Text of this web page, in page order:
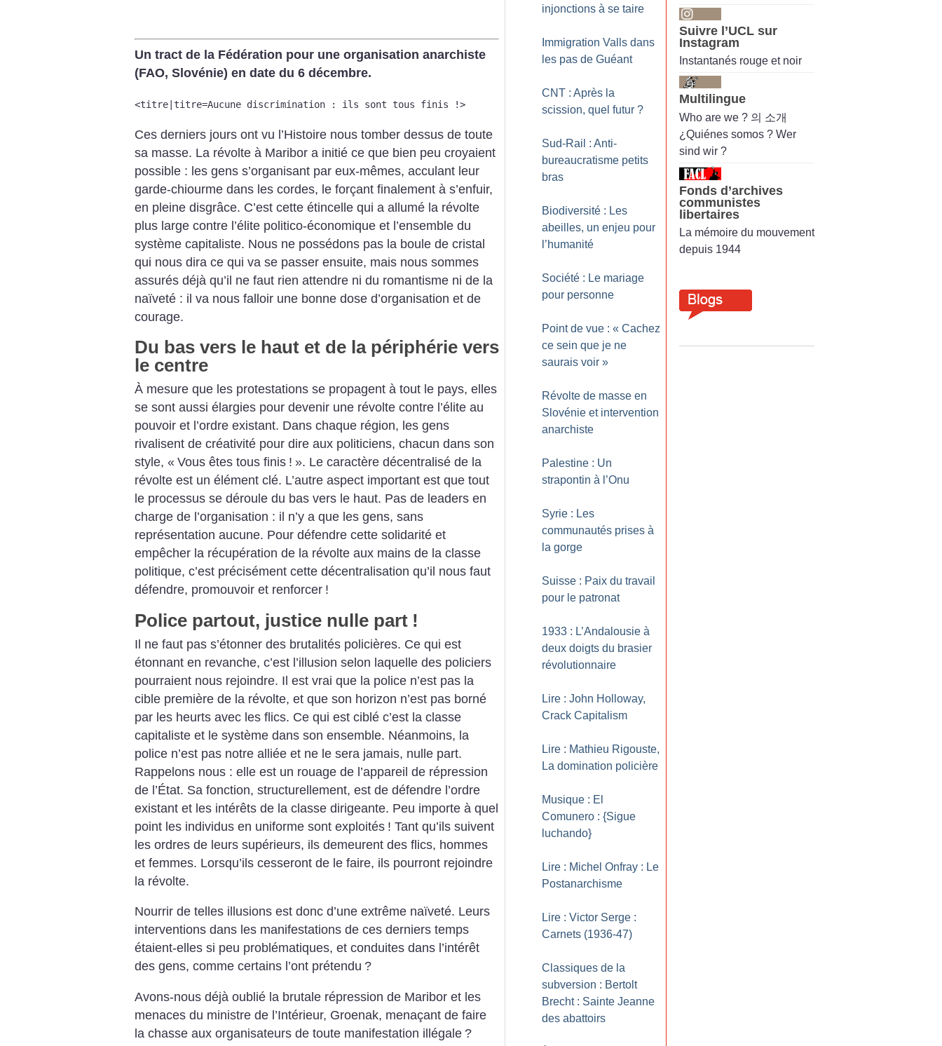
Un tract de la Fédération pour une organisation anarchiste
(FAO, Slovénie) en date du 6 décembre.
<titre|titre=Aucune discrimination : ils sont tous finis !>
Ces derniers jours ont vu l’Histoire nous tomber dessus de toute
sa masse. La révolte à Maribor a initié ce que bien peu croyaient
possible : les gens s’organisant par eux-mêmes, acculant leur
garde-chiourme dans les cordes, le forçant finalement à s’enfuir,
en pleine disgrâce. C’est cette étincelle qui a allumé la révolte
plus large contre l’élite politico-économique et l’ensemble du
système capitaliste. Nous ne possédons pas la boule de cristal
qui nous dira ce qui va se passer ensuite, mais nous sommes
assurés déjà qu’il ne faut rien attendre ni du romantisme ni de la
naïveté : il va nous falloir une bonne dose d’organisation et de
courage.
Du bas vers le haut et de la périphérie vers
le centre
À mesure que les protestations se propagent à tout le pays, elles
se sont aussi élargies pour devenir une révolte contre l’élite au
pouvoir et l’ordre existant. Dans chaque région, les gens
rivalisent de créativité pour dire aux politiciens, chacun dans son
style, « Vous êtes tous finis ! ». Le caractère décentralisé de la
révolte est un élément clé. L’autre aspect important est que tout
le processus se déroule du bas vers le haut. Pas de leaders en
charge de l’organisation : il n’y a que les gens, sans
représentation aucune. Pour défendre cette solidarité et
empêcher la récupération de la révolte aux mains de la classe
politique, c’est précisément cette décentralisation qu’il nous faut
défendre, promouvoir et renforcer !
Police partout, justice nulle part !
Il ne faut pas s’étonner des brutalités policières. Ce qui est
étonnant en revanche, c’est l’illusion selon laquelle des policiers
pourraient nous rejoindre. Il est vrai que la police n’est pas la
cible première de la révolte, et que son horizon n’est pas borné
par les heurts avec les flics. Ce qui est ciblé c’est la classe
capitaliste et le système dans son ensemble. Néanmoins, la
police n’est pas notre alliée et ne le sera jamais, nulle part.
Rappelons nous : elle est un rouage de l’appareil de répression
de l’État. Sa fonction, structurellement, est de défendre l’ordre
existant et les intérêts de la classe dirigeante. Peu importe à quel
point les individus en uniforme sont exploités ! Tant qu’ils suivent
les ordres de leurs supérieurs, ils demeurent des flics, hommes
et femmes. Lorsqu’ils cesseront de le faire, ils pourront rejoindre
la révolte.
Nourrir de telles illusions est donc d’une extrême naïveté. Leurs
interventions dans les manifestations de ces derniers temps
étaient-elles si peu problématiques, et conduites dans l’intérêt
des gens, comme certains l’ont prétendu ?
Avons-nous déjà oublié la brutale répression de Maribor et les
menaces du ministre de l’Intérieur, Groenak, menaçant de faire
la chasse aux organisateurs de toute manifestation illégale ?
injonctions à se taire
Immigration Valls dans
les pas de Guéant
CNT : Après la
scission, quel futur ?
Sud-Rail : Anti-
bureaucratisme petits
bras
Biodiversité : Les
abeilles, un enjeu pour
l’humanité
Société : Le mariage
pour personne
Point de vue : « Cachez
ce sein que je ne
saurais voir »
Révolte de masse en
Slovénie et intervention
anarchiste
Palestine : Un
strapontin à l’Onu
Syrie : Les
communautés prises à
la gorge
Suisse : Paix du travail
pour le patronat
1933 : L’Andalousie à
deux doigts du brasier
révolutionnaire
Lire : John Holloway,
Crack Capitalism
Lire : Mathieu Rigouste,
La domination policière
Musique : El
Comunero : {Sigue
luchando}
Lire : Michel Onfray : Le
Postanarchisme
Lire : Victor Serge :
Carnets (1936-47)
Classiques de la
subversion : Bertolt
Brecht : Sainte Jeanne
des abattoirs
Suivre l’UCL sur
Instagram
Instantanés rouge et noir
Multilingue
Who are we ? 의 소개
¿Quiénes somos ? Wer
sind wir ?
Fonds d’archives
communistes
libertaires
La mémoire du mouvement
depuis 1944